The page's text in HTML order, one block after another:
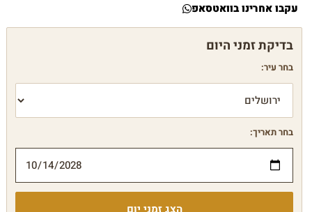
עקבו אחרינו בוואטסאפ
בחר עיר:
בחר תאריך: